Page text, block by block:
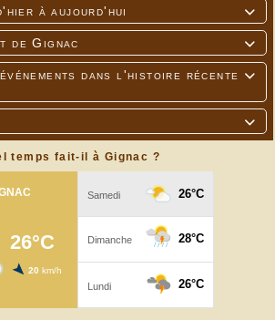

à aujourd'hui

de Gignac

dans l'histoire récente

temps fait-il à Gignac ?